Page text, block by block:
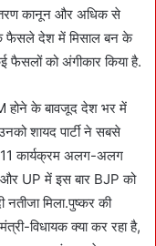
कानून और अधिक से
फैसले देश में मिसाल बन के
फैसलों को अंगीकार किया है.
होने के बावजूद देश भर में
शायद पार्टी ने सबसे
11 कार्यक्रम अलग-अलग
और UP में इस बार BJP को
मिला.पुष्कर की
विधायक क्या कर रहा है,